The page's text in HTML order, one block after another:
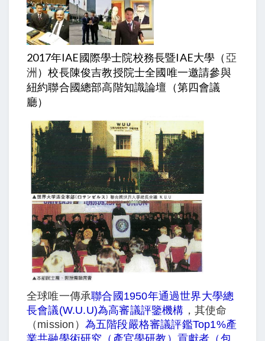
2017年IAE國際學士院校務長暨IAE大學（亞
洲）校長陳俊吉教授院士全國唯一邀請參與
紐約聯合國總部高階知識論壇（第四會議
廳）
全球唯一傳承聯合國1950年通過世界大學總
長會議(W.U.U)為高審議評鑒機構 ，其使命
（mission） 為五階段嚴格審議評鑑Top1%產